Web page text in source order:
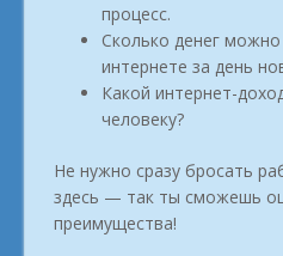
процесс.
Сколько денег
интернете за день
Какой интернет-
человеку?
Не нужно сразу бросать
здесь — так ты сможешь
преимущества!